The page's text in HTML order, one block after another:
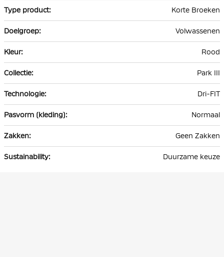
Korte Broeken
Volwassenen
Rood
Park III
Dri-FIT
Normaal
Geen Zakken
Duurzame keuze